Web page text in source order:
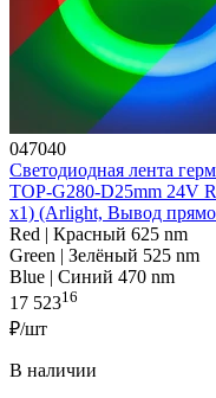
047040
Светодиодная лента
TOP-G280-D25mm 24V
x1) (Arlight, Вывод
Red | Красный 625 nm
Green | Зелёный 525 nm
Blue | Синий 470 nm
17 52316
₽/шт
В наличии